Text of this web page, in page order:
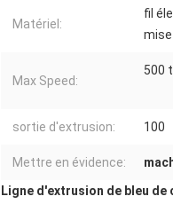
Matériel:
fil
mise
Max Speed:
500
sortie d'extrusion: 100
Mettre en évidence:
Ligne d'extrusion de bleu de